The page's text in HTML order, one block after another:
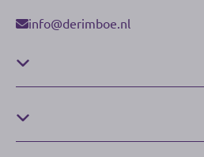
info@derimboe.nl